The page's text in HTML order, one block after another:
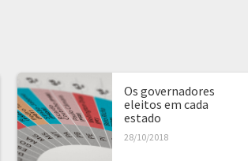
Os governadores
eleitos em cada
estado
28/10/2018